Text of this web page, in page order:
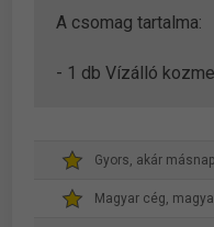
A csomag tartalma:
- 1 db Vízálló
Gyors, akár
Magyar cég,